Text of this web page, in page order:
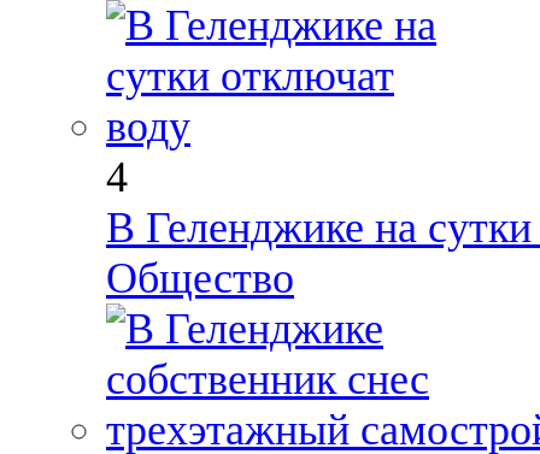
4
В Геленджике на
Общество